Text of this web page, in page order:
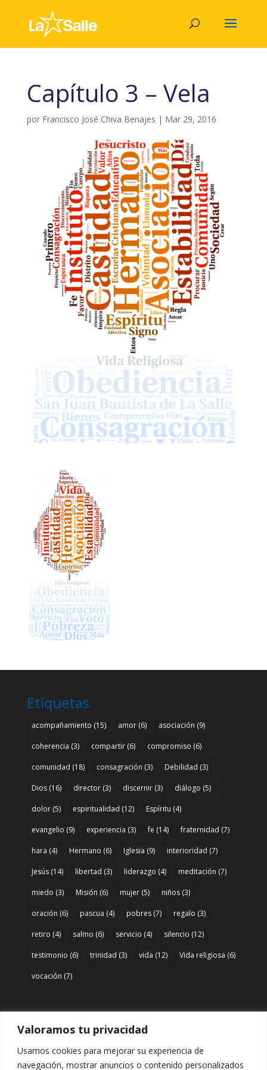
Valoramos tu privacidad
Usamos cookies para mejorar su experiencia de
navegación, mostrar anuncios o contenido personalizados
Capítulo 3 – Vela
por Francisco José Chiva Benajes | Mar 29, 2016
Etiquetas
acompañamiento (15) amor(6) asociación (9)
coherencia (3) compartir(6) compromiso (6)
comunidad (18) consagración (3) Debilidad (3)
Dios(16) director(3) discernir(3) diálogo (5)
dolor(5) espiritualidad (12) Espíritu (4)
evangelio (9) experiencia (3) fe (14) fraternidad (7)
hara (4) Hermano (6) Iglesia (9) interioridad (7)
Jesús(14) libertad (3) liderazgo (4) meditación (7)
miedo (3) Misión (6) mujer(5) niños(3)
oración (6) pascua (4) pobres(7) regalo (3)
retiro (4) salmo (6) servicio (4) silencio (12)
testimonio (6) trinidad (3) vida (12) Vida religiosa (6)
vocación (7)
Acceso
Entrar